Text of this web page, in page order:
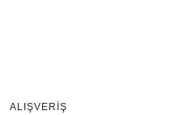
ALIŞVERIŞ